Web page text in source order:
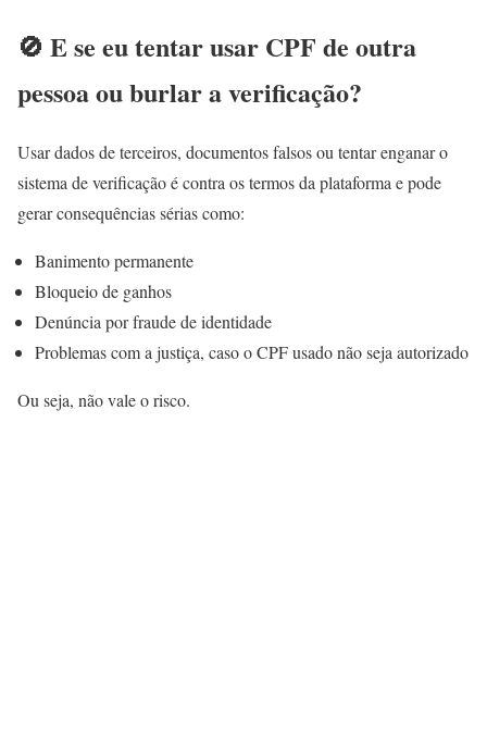
🚫 E se eu tentar usar CPF de outra
pessoa ou burlar a verificação?
Usar dados de terceiros, documentos falsos ou tentar enganar o
sistema de verificação é contra os termos da plataforma e pode
gerar consequências sérias como:
Banimento permanente
Bloqueio de ganhos
Denúncia por fraude de identidade
Problemas com a justiça, caso o CPF usado não seja autorizado
Ou seja, não vale o risco.